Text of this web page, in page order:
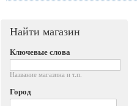
Найти магазин
Ключевые слова
Название магазина и т.п.
Город